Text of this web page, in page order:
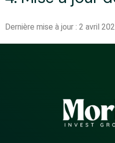
Dernière mise à jour : 2 avril